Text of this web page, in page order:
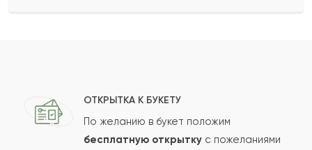
Ваш e-mailОТКРЫТКА К БУКЕТУ
По желанию в букет положим
бесплатную открытку с пожеланиями